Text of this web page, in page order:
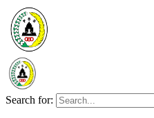
Search for: